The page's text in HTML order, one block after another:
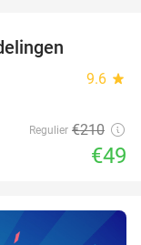
9.6 star
Regulier €210
€49